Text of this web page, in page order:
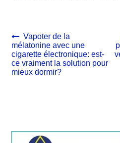
Navigation
de
l’article
Article
précédent :
Vapoter de la
mélatonine avec une
cigarette électronique: est-
ce vraiment la solution pour
mieux dormir?